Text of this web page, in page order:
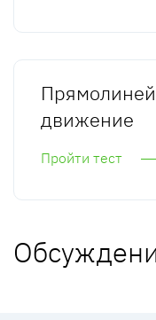
движение
Пройти тест